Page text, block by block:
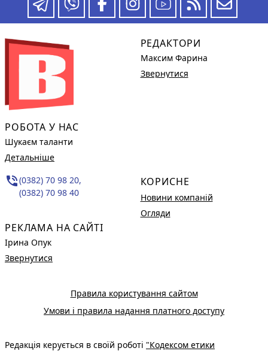
РОБОТА У НАС
Шукаєм таланти
Детальніше
phone_in_talk(0382) 70 98 20,
(0382) 70 98 40
РЕКЛАМА НА САЙТІ
Ірина Опук
Звернутися
РЕДАКТОРИ
Максим Фарина
Звернутися
КОРИСНЕ
Новини компаній
Огляди
Правила користування сайтом
Умови і правила надання платного доступу
Редакція керується в своїй роботі "Кодексом етики